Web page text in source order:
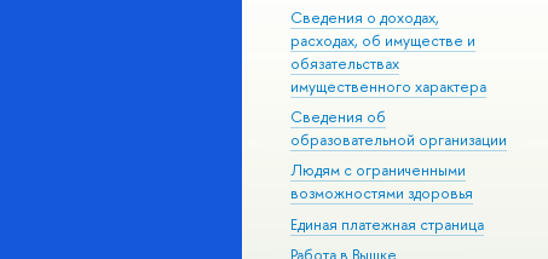
Сведения о доходах,
расходах, об имуществе и
обязательствах
имущественного характера
Сведения об
образовательной организации
Людям с ограниченными
возможностями здоровья
Единая платежная страница